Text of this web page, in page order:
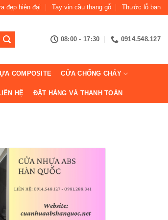
đẹp hiện đại Tay vịn cầu thang gỗ Thước lỗ ban
08:00 - 17:30 0914.548.127
COMPOSITE CỬA CHỐNG CHÁY
HỆ ĐẶT HÀNG VÀ THANH TOÁN